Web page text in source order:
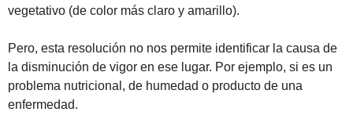
vegetativo (de color más claro y amarillo).
Pero, esta resolución no nos permite identificar la causa de
la disminución de vigor en ese lugar. Por ejemplo, si es un
problema nutricional, de humedad o producto de una
enfermedad.